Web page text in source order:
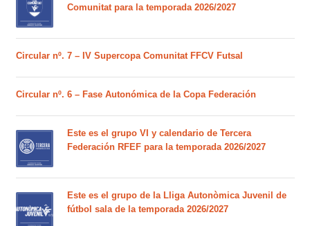
Comunitat para la temporada 2026/2027
Circular nº. 7 – IV Supercopa Comunitat FFCV Futsal
Circular nº. 6 – Fase Autonómica de la Copa Federación
Este es el grupo VI y calendario de Tercera
Federación RFEF para la temporada 2026/2027
Este es el grupo de la Lliga Autonòmica Juvenil de
fútbol sala de la temporada 2026/2027